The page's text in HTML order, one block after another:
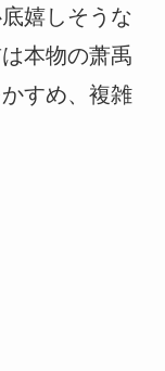
嬉しそうな
本物の萧禹
すめ、複雑